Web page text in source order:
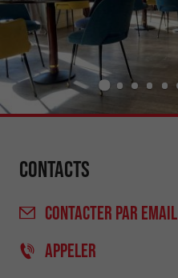
Contacts
CONTACTER PAR EMAIL
APPELER